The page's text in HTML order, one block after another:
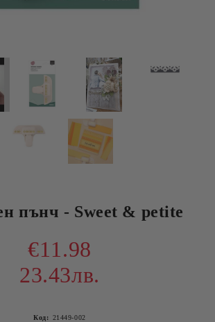
пънч - Sweet & petite
€11.98
23.43лв.
Код: 21449-002